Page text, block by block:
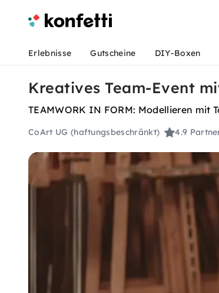
Erlebnisse Gutscheine DIY-Boxen
Kreatives Team-Event
TEAMWORK IN FORM: Modellieren mit
CoArt UG (haftungsbeschränkt) 4.9